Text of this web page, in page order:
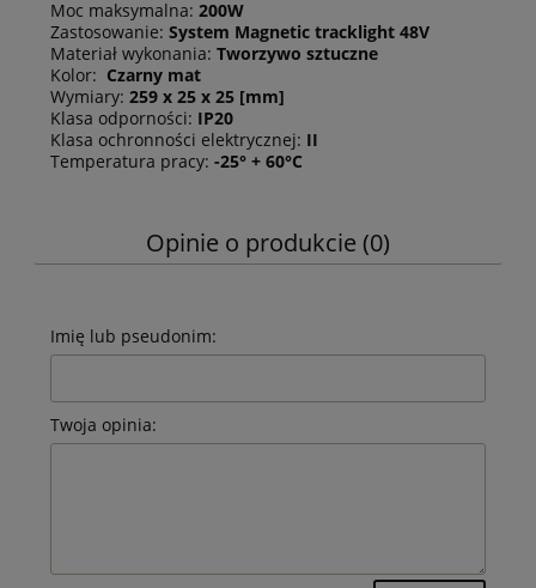
Moc maksymalna: 200W
Zastosowanie: System Magnetic tracklight 48V
Materiał wykonania: Tworzywo sztuczne
Kolor: Czarny mat
Wymiary: 259 x 25 x 25 [mm]
Klasa odporności: IP20
Klasa ochronności elektrycznej: II
Temperatura pracy: -25° + 60°C
Opinie o produkcie (0)
Imię lub pseudonim:
Twoja opinia: